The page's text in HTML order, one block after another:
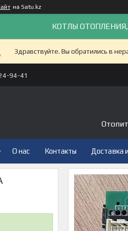
на Satu.kz
КОТЛЫ
Здравствуйте. Вы обратились в
94-41
О нас Контакты Доставка